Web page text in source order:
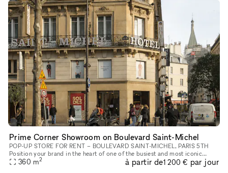
Prime Corner Showroom on Boulevard Saint-Michel
POP-UP STORE FOR RENT – BOULEVARD SAINT-MICHEL, PARIS 5TH
Position your brand in the heart of one of the busiest and most iconic
locations on Paris’s Left Bank. This retail space enjoys a prime loc
360 m2 à partir de1 200 € par jour